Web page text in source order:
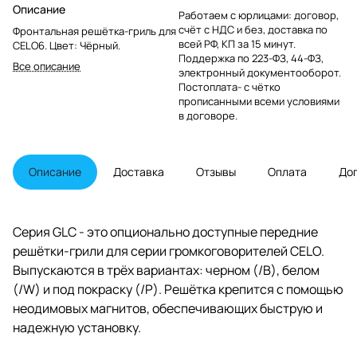
Описание
Фронтальная решётка-гриль для
CELO6. Цвет: Чёрный.
Все описание
Работаем с юрлицами: договор,
счёт с НДС и без, доставка по
всей РФ, КП за 15 минут.
Поддержка по 223-ФЗ, 44-ФЗ,
электронный документооборот.
Постоплата- с чётко
прописанными всеми условиями
в договоре.
Описание Доставка Отзывы Оплата
Серия GLC - это опционально доступные передние
решётки-грили для серии громкоговорителей CELO.
Выпускаются в трёх вариантах: черном (/B), белом
(/W) и под покраску (/P). Решётка крепится с помощью
неодимовых магнитов, обеспечивающих быструю и
надежную установку.